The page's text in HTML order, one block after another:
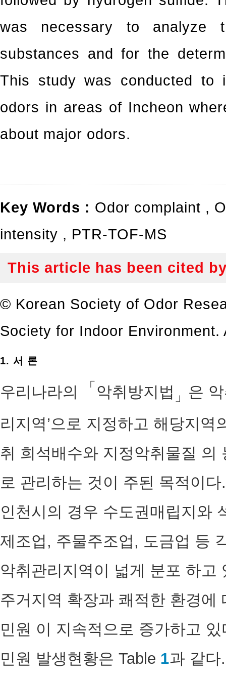
was necessary to analyze
substances and for the
This study was conducted to
odors in areas of Incheon
about major odors.
Key Words : Odor complaint ,
intensity , PTR-TOF-MS
This article has been cited
© Korean Society of Odor
Society for Indoor
1. 서 론
우리나라의 「 악취방지법 」 은
리지역’으로 지정하고 해당지
취 희석배수와 지정악취물질 의
로 관리하는 것이 주된 목적이다.
인천시의 경우 수도권매립지와
제조업, 주물주조업, 도금업 등
악취관리지역이 넓게 분포 하고
주거지역 확장과 쾌적한 환경
민원 이 지속적으로 증가하고
민원 발생현황은 Table 1과 같다